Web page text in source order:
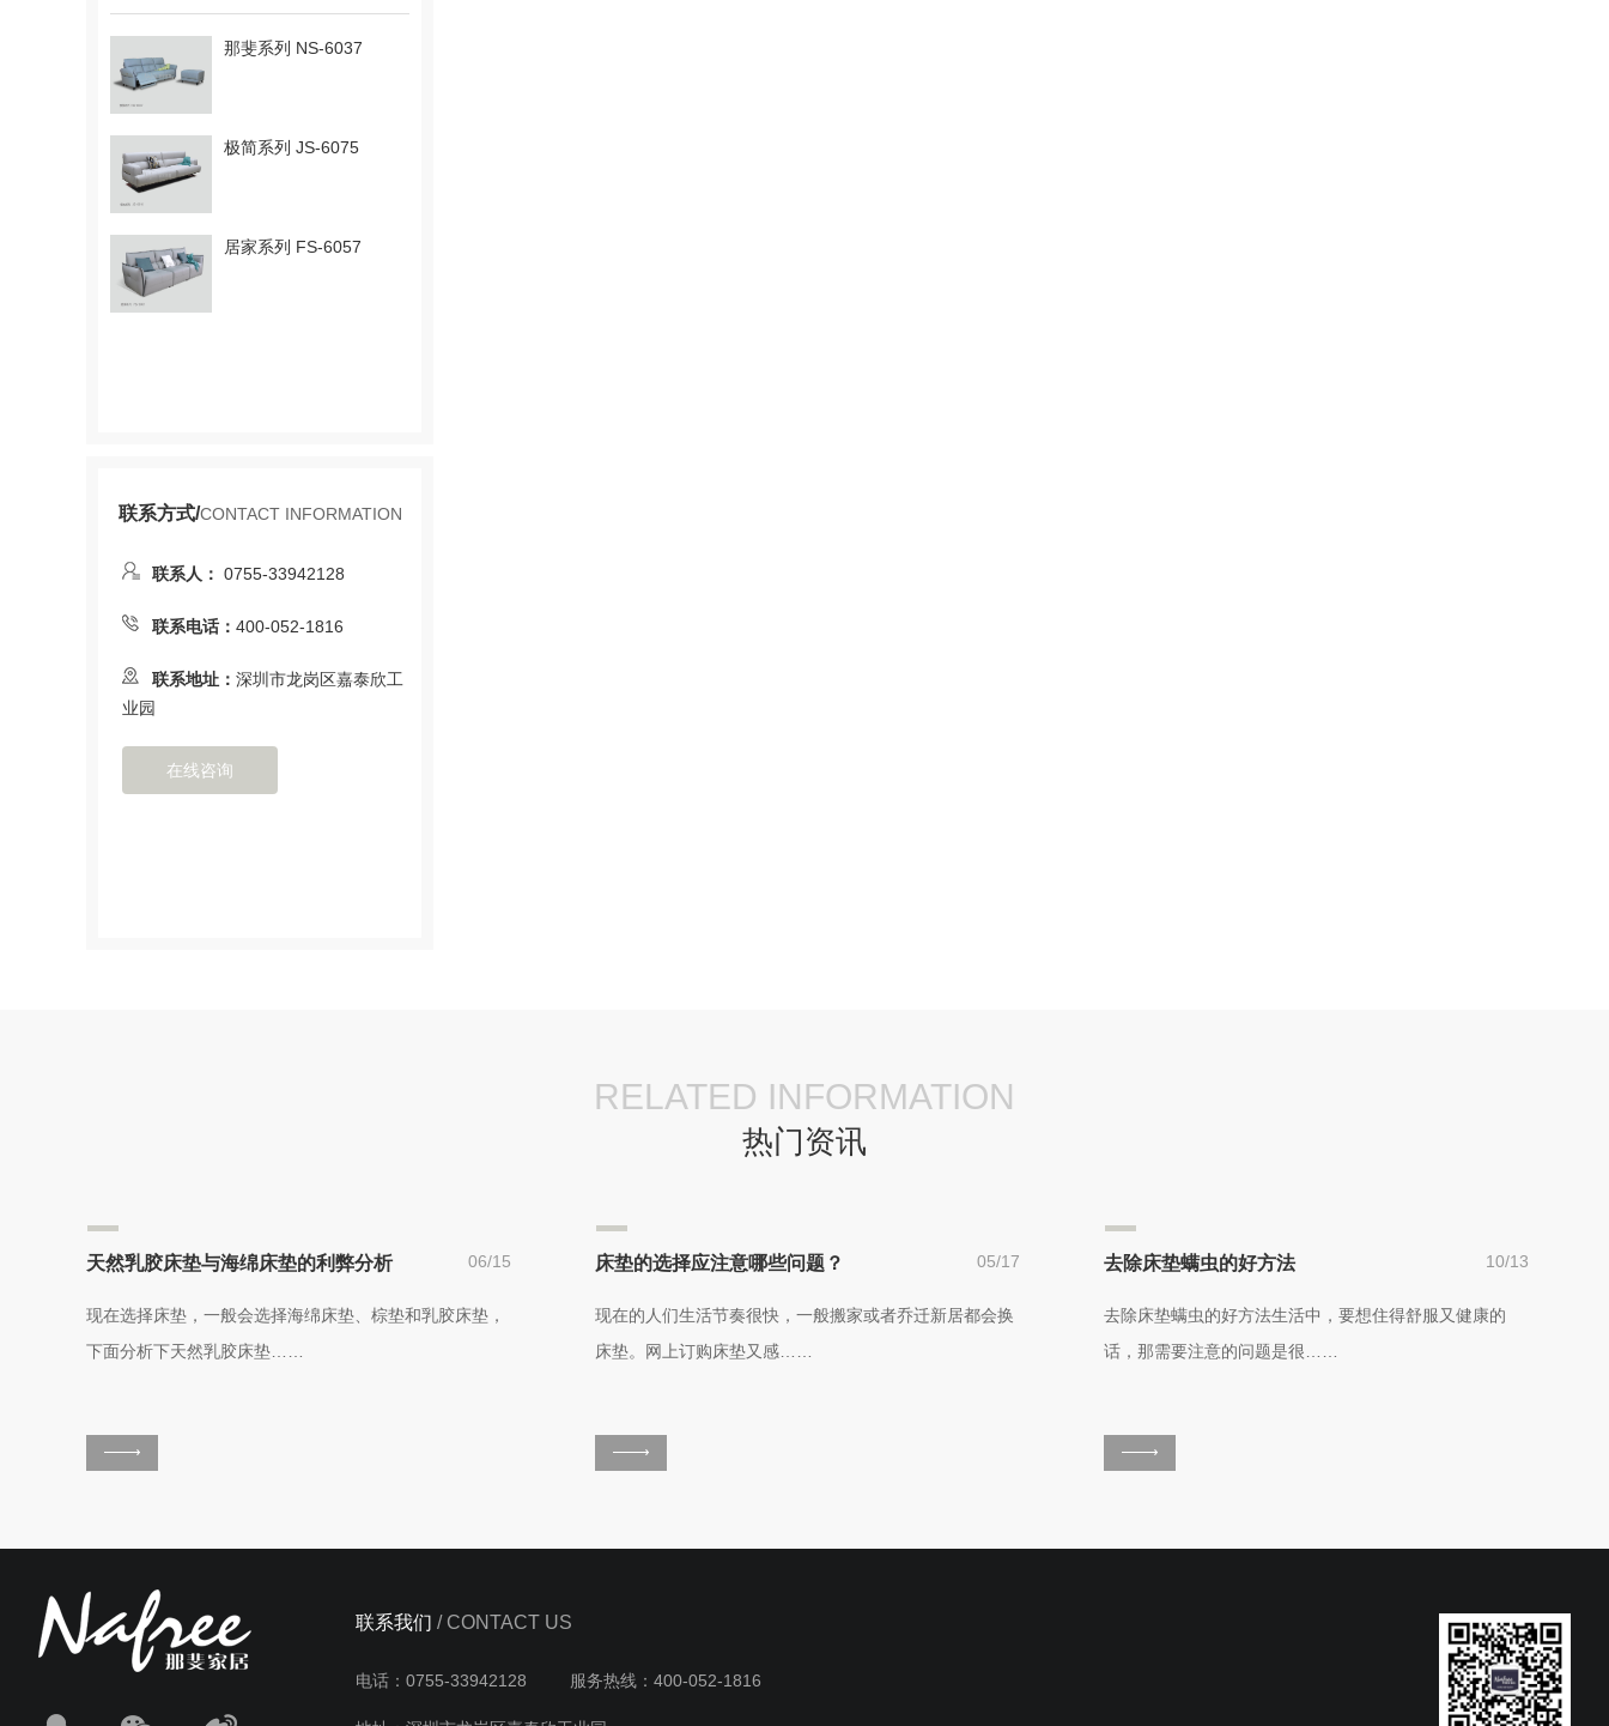
那斐系列 NS-6037
极简系列 JS-6075
居家系列 FS-6057
联系方式/CONTACT INFORMATION
联系人： 0755-33942128
联系电话： 400-052-1816
联系地址： 深圳市龙岗区嘉泰欣工
业园
在线咨询
RELATED INFORMATION
热门资讯
06/15
天然乳胶床垫与海绵床垫的利弊分析
现在选择床垫，一般会选择海绵床垫、棕垫和乳胶床垫，
下面分析下天然乳胶床垫……
05/17
床垫的选择应注意哪些问题？
现在的人们生活节奏很快，一般搬家或者乔迁新居都会换
床垫。网上订购床垫又感……
10/13
去除床垫螨虫的好方法
去除床垫螨虫的好方法生活中，要想住得舒服又健康的
话，那需要注意的问题是很……
联系我们 / CONTACT US
电话：0755-33942128 服务热线：400-052-1816